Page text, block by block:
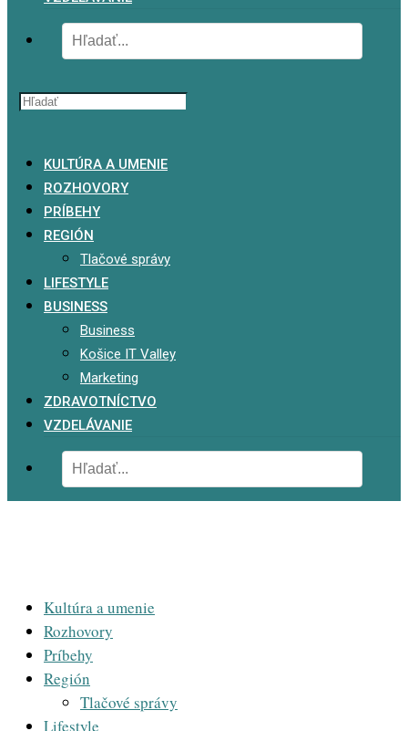
KULTÚRA A UMENIE
ROZHOVORY
PRÍBEHY
REGIÓN
Tlačové správy
LIFESTYLE
BUSINESS
Business
Košice IT Valley
Marketing
ZDRAVOTNÍCTVO
VZDELÁVANIE
Kultúra a umenie
Rozhovory
Príbehy
Región
Tlačové správy
Lifestyle